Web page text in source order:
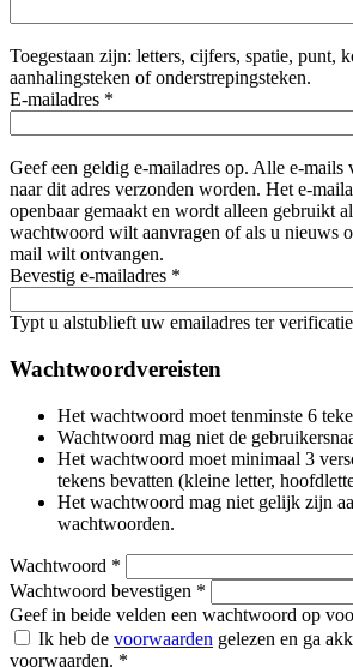
Toegestaan zijn: letters, cijfers, spatie, punt,
aanhalingsteken of onderstrepingsteken.
E-mailadres *
Geef een geldig e-mailadres op. Alle e-mails
naar dit adres verzonden worden. Het e-
openbaar gemaakt en wordt alleen gebruikt
wachtwoord wilt aanvragen of als u nieuws
mail wilt ontvangen.
Bevestig e-mailadres *
Typt u alstublieft uw emailadres ter
Wachtwoordvereisten
Het wachtwoord moet tenminste 6
Wachtwoord mag niet de
Het wachtwoord moet minimaal 3
tekens bevatten (kleine letter,
Het wachtwoord mag niet gelijk zijn
wachtwoorden.
Wachtwoord *
Wachtwoord bevestigen *
Geef in beide velden een wachtwoord op
Ik heb de voorwaarden gelezen en ga
voorwaarden. *